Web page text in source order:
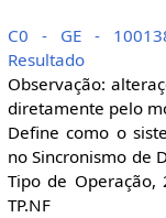
C0 - GE -
Resultado
Observação:
diretamente pelo
Define como o
no Sincronismo de
Tipo de
TP.NF